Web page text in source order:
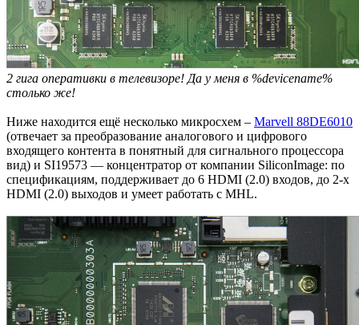
2 гига оперативки в телевизоре! Да у меня в %devicename%
столько же!
Ниже находится ещё несколько микросхем – Marvell 88DE6010
(отвечает за преобразование аналогового и цифрового
входящего контента в понятный для сигнального процессора
вид) и SI19573 — концентратор от компании SiliconImage: по
спецификациям, поддерживает до 6 HDMI (2.0) входов, до 2-х
HDMI (2.0) выходов и умеет работать с MHL.